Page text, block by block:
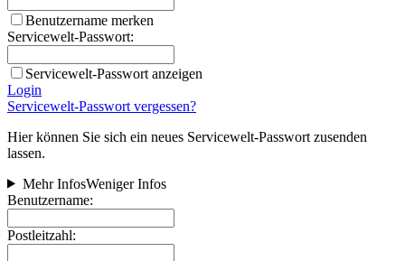
Benutzername merken
Servicewelt-Passwort:
Servicewelt-Passwort anzeigen
Login
Servicewelt-Passwort vergessen?
Hier können Sie sich ein neues Servicewelt-Passwort zusenden
lassen.
Mehr InfosWeniger Infos
Benutzername:
Postleitzahl: